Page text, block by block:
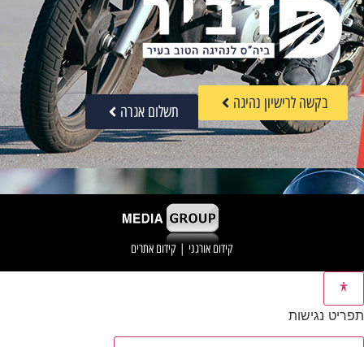
בקשה לרישיון נהיגה תשלום אגרה
קידום אורגני | קידום אתרים
תפריט נגישות